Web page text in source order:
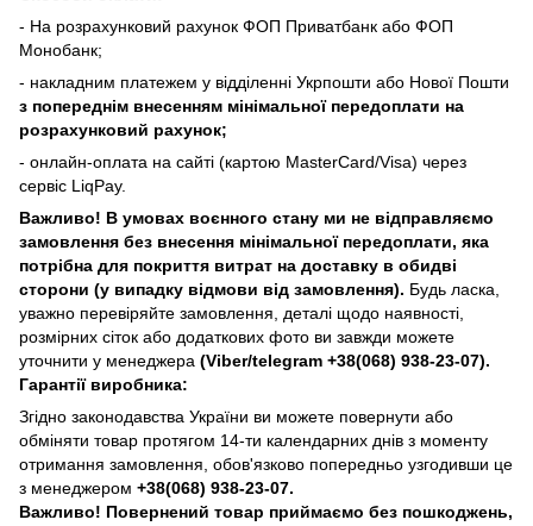
- На розрахунковий рахунок ФОП Приватбанк або ФОП
Монобанк;
- накладним платежем у відділенні Укрпошти або Нової Пошти
з попереднім внесенням мінімальної передоплати на
розрахунковий рахунок;
- онлайн-оплата на сайті (картою MasterCard/Visa) через
сервіс LiqPay.
Важливо! В умовах воєнного стану ми не відправляємо
замовлення без внесення мінімальної передоплати, яка
потрібна для покриття витрат на доставку в обидві
сторони (у випадку відмови від замовлення). Будь ласка,
уважно перевіряйте замовлення, деталі щодо наявності,
розмірних сіток або додаткових фото ви завжди можете
уточнити у менеджера (Viber/telegram +38(068) 938-23-07).
Гарантії виробника:
Згідно законодавства України ви можете повернути або
обміняти товар протягом 14-ти календарних днів з моменту
отримання замовлення, обов'язково попередньо узгодивши це
з менеджером +38(068) 938-23-07.
Важливо! Повернений товар приймаємо без пошкоджень,